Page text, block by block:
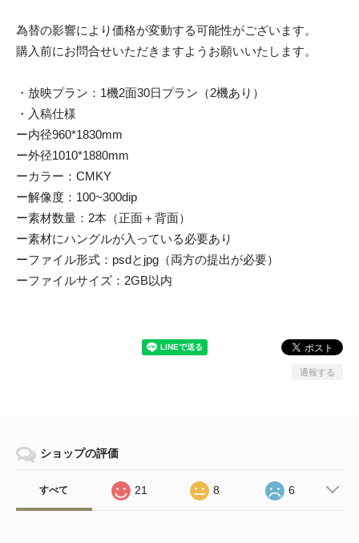
為替の影響により価格が変動する可能性がございます。
購入前にお問合せいただきますようお願いいたします。
・放映プラン：1機2面30日プラン（2機あり）
・入稿仕様
ー内径960*1830mm
ー外径1010*1880mm
ーカラー：CMKY
ー解像度：100~300dip
ー素材数量：2本（正面＋背面）
ー素材にハングルが入っている必要あり
ーファイル形式：psdとjpg（両方の提出が必要）
ーファイルサイズ：2GB以内
通報する
ショップの評価
すべて 21 8 6